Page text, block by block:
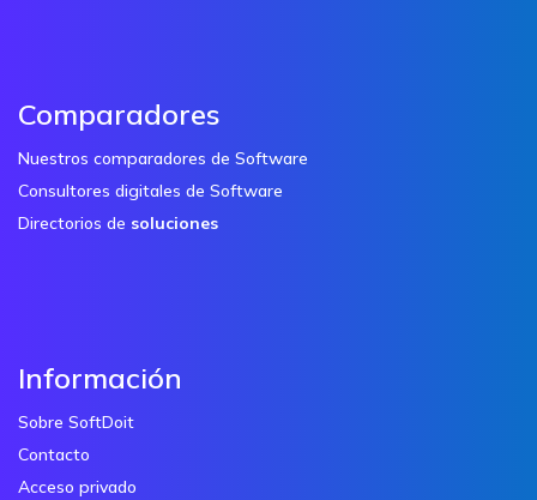
Comparadores
Nuestros comparadores de Software
Consultores digitales de Software
Directorios de soluciones
Información
Sobre SoftDoit
Contacto
Acceso privado